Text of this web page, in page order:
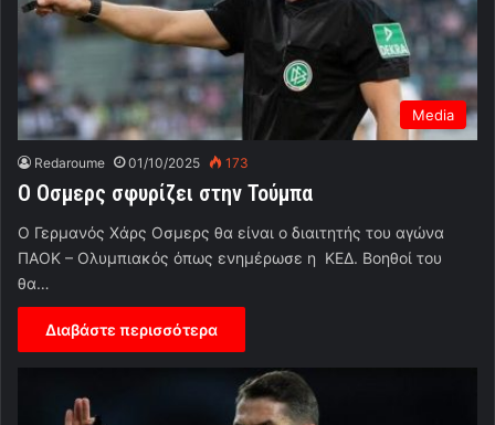
Media
Redaroume 01/10/2025 173
O Οσμερς σφυρίζει στην Τούμπα
Ο Γερμανός Χάρς Οσμερς θα είναι ο διαιτητής του αγώνα
ΠΑΟΚ – Ολυμπιακός όπως ενημέρωσε η ΚΕΔ. Βοηθοί του
θα…
Διαβάστε περισσότερα